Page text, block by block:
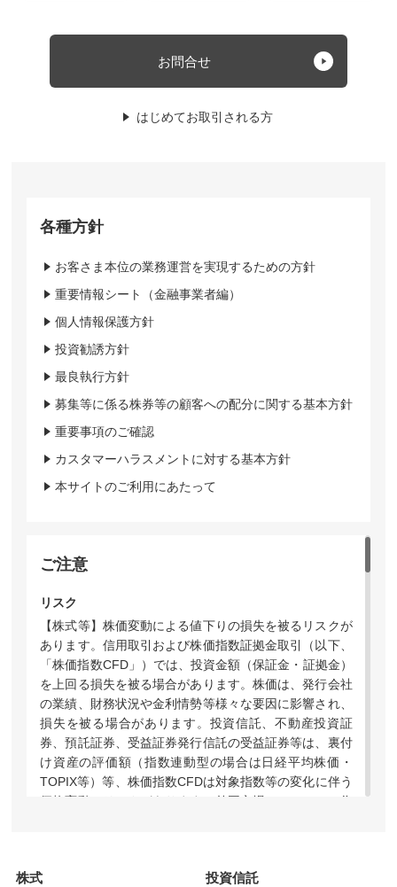
お問合せ
はじめてお取引される方
各種方針
お客さま本位の業務運営を実現するための方針
重要情報シート（金融事業者編）
個人情報保護方針
投資勧誘方針
最良執行方針
募集等に係る株券等の顧客への配分に関する基本方針
重要事項のご確認
カスタマーハラスメントに対する基本方針
本サイトのご利用にあたって
ご注意
リスク
【株式等】株価変動による値下りの損失を被るリスクが
あります。信用取引および株価指数証拠金取引（以下、
「株価指数CFD」）では、投資金額（保証金・証拠金）
を上回る損失を被る場合があります。株価は、発行会社
の業績、財務状況や金利情勢等様々な要因に影響され、
損失を被る場合があります。投資信託、不動産投資証
券、預託証券、受益証券発行信託の受益証券等は、裏付
け資産の評価額（指数連動型の場合は日経平均株価・
TOPIX等）等、株価指数CFDは対象指数等の変化に伴う
価格変動のリスクがあります。外国市場については、為
率は、2営業日以上の期間の場合、同期間の原指数の上
株式
投資信託